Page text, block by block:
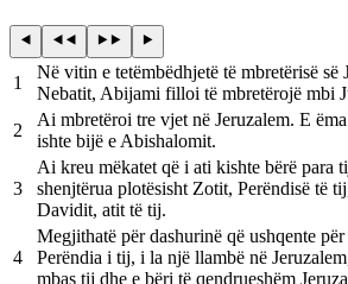
1
Në vitin e tetëmbëdhjetë të mbretërisë së
Nebatit, Abijami filloi të mbretërojë mbi
2
Ai mbretëroi tre vjet në Jeruzalem. E
ishte bijë e Abishalomit.
3
Ai kreu mëkatet që i ati kishte bërë para
shenjtërua plotësisht Zotit, Perëndisë të
Davidit, atit të tij.
4
Megjithatë për dashurinë që ushqente
Perëndia i tij, i la një llambë në
mbas tij dhe e bëri të qendrueshëm